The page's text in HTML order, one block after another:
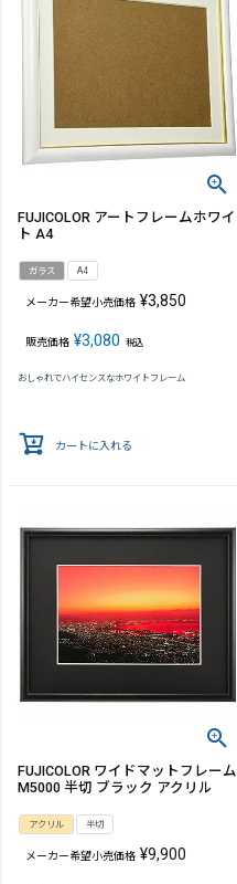
FUJICOLOR アートフレームホワイ
ト A4
ガラス A4
メーカー希望小売価格 ¥3,850
販売価格 ¥3,080 税込
おしゃれでハイセンスなホワイトフレーム
カートに入れる
FUJICOLOR ワイドマットフレーム
M5000 半切 ブラック アクリル
アクリル 半切
メーカー希望小売価格 ¥9,900